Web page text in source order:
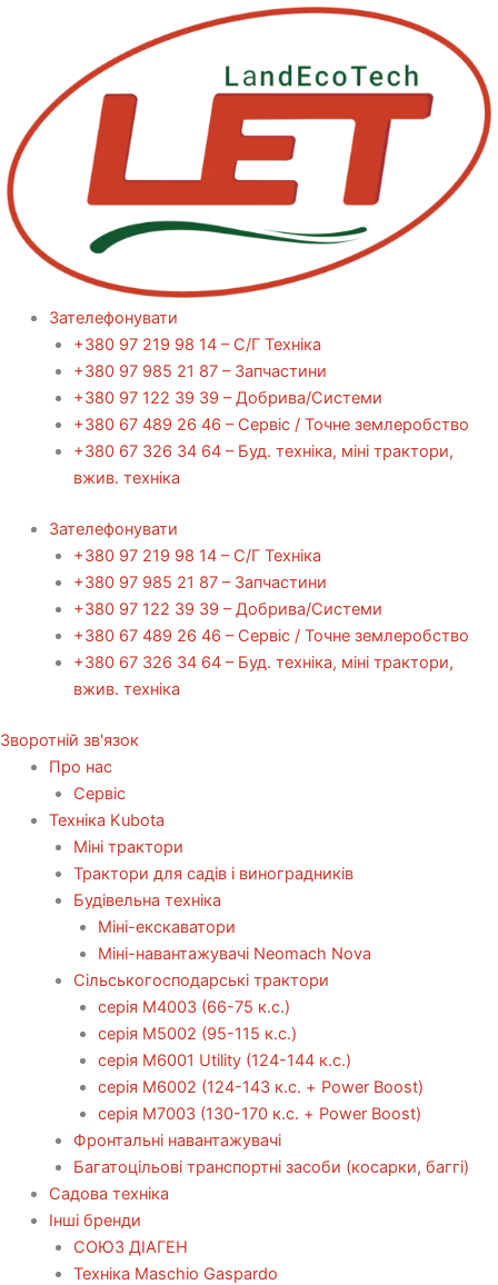
Зателефонувати
+380 97 219 98 14 – С/Г Техніка
+380 97 985 21 87 – Запчастини
+380 97 122 39 39 – Добрива/Cистеми
+380 67 489 26 46 – Сервіс / Точне землеробство
+380 67 326 34 64 – Буд. техніка, міні трактори,
вжив. техніка
Зателефонувати
+380 97 219 98 14 – С/Г Техніка
+380 97 985 21 87 – Запчастини
+380 97 122 39 39 – Добрива/Cистеми
+380 67 489 26 46 – Сервіс / Точне землеробство
+380 67 326 34 64 – Буд. техніка, міні трактори,
вжив. техніка
Зворотній зв'язок
Про нас
Сервіс
Технiка Kubota
Міні трактори
Трактори для садів і виноградників
Будівельна техніка
Міні-екскаватори
Міні-навантажувачі Neomach Nova
Сільськогосподарські трактори
серія М4003 (66-75 к.с.)
серія М5002 (95-115 к.с.)
серія M6001 Utility (124-144 к.с.)
серія М6002 (124-143 к.с. + Power Boost)
серія М7003 (130-170 к.с. + Power Boost)
Фронтальні навантажувачі
Багатоцільові транспортні засоби (косарки, баггі)
Садова техніка
Інші бренди
СОЮЗ ДІАГЕН
Техніка Maschio Gaspardo